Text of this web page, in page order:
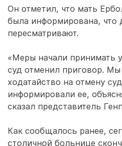
Он отметил, что мать
была информирована, что
пересматривают.
«Меры начали принимать
суд отменил приговор.
ходатайство на отмену
информировали ее,
сказал представитель
Как сообщалось ранее,
столичной больнице